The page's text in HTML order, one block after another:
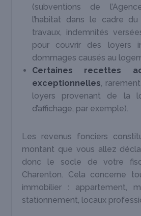
(subventions de
l’habitat dans le cadre
travaux, indemnités
pour couvrir des loyers
dommages causés au
Certaines recettes
exceptionnelles ,
loyers provenant de la
d’affichage, par exemple).
Les revenus fonciers
montant que vous allez
donc le socle de votre
Charenton. Cela concerne
immobilier : appartement,
stationnement, locaux